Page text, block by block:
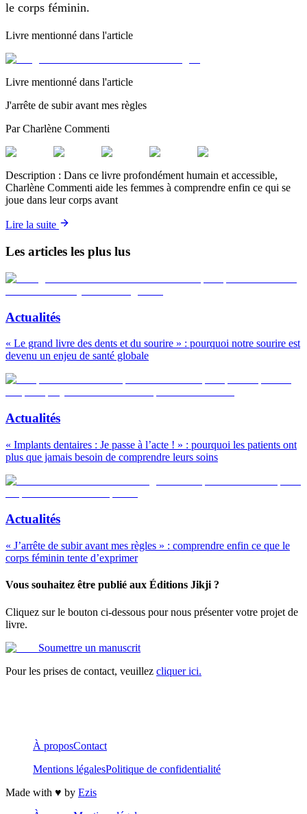
le corps féminin.
Livre mentionné dans l'article
Livre mentionné dans l'article
J'arrête de subir avant mes règles
ParCharlène Commenti
Description : Dans ce livre profondément humain et accessible,
Charlène Commenti aide les femmes à comprendre enfin ce qui se
joue dans leur corps avant
Lire la suite
Les articles les plus lus
Actualités
« Le grand livre des dents et du sourire » : pourquoi notre sourire est
devenu un enjeu de santé globale
Actualités
« Implants dentaires : Je passe à l’acte ! » : pourquoi les patients ont
plus que jamais besoin de comprendre leurs soins
Actualités
« J’arrête de subir avant mes règles » : comprendre enfin ce que le
corps féminin tente d’exprimer
Vous souhaitez être publié aux Éditions Jikji ?
Cliquez sur le bouton ci-dessous pour nous présenter votre projet de
livre.
Soumettre un manuscrit
Pour les prises de contact, veuillez cliquer ici.
À proposContact
Mentions légalesPolitique de confidentialité
Made with ♥️ by Ezis